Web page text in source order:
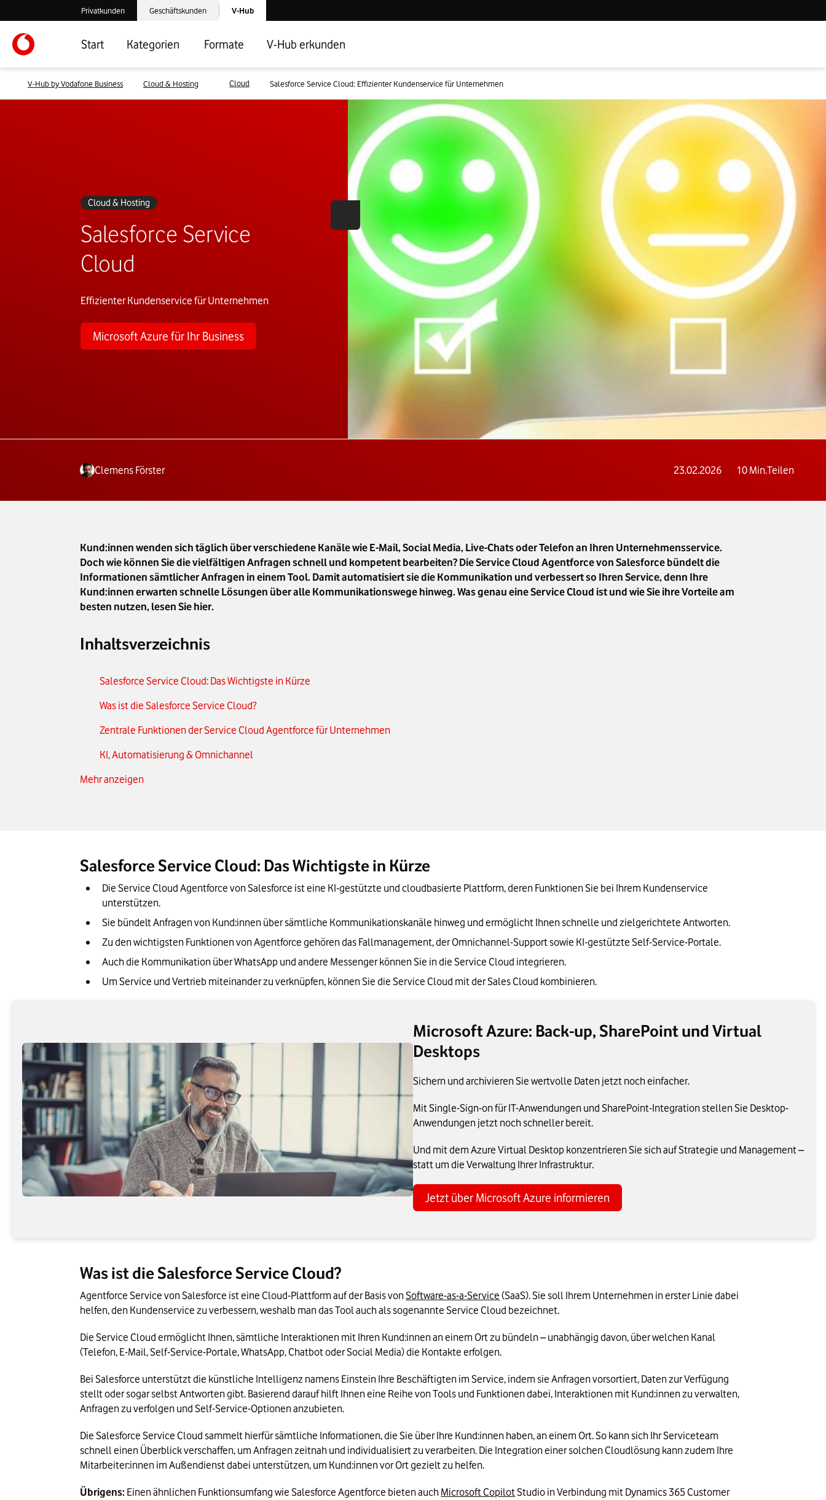
Verlassen der V-Hub Webseite: Zum Privatkundenbereich
Privatkunden Verlassen der V-Hub Webseite: Zum Geschäftskundenbereich
Geschäftskunden Laden der V-Hub Startseite
V-Hub
Start Kategorien Formate V-Hub erkunden
V-Hub by Vodafone Business Cloud & Hosting Cloud Salesforce Service Cloud: Effizienter Kundenservice für Unternehmen
Cloud & Hosting
Salesforce Service
Cloud
Effizienter Kundenservice für Unternehmen
Microsoft Azure für Ihr Business
Clemens Förster 23.02.2026 10Min.Teilen
Kund:innen wenden sich täglich über verschiedene Kanäle wie E-Mail, Social Media, Live-Chats oder Telefon an Ihren Unternehmensservice.
Doch wie können Sie die vielfältigen Anfragen schnell und kompetent bearbeiten? Die Service Cloud Agentforce von Salesforce bündelt die
Informationen sämtlicher Anfragen in einem Tool. Damit automatisiert sie die Kommunikation und verbessert so Ihren Service, denn Ihre
Kund:innen erwarten schnelle Lösungen über alle Kommunikationswege hinweg. Was genau eine Service Cloud ist und wie Sie ihre Vorteile am
besten nutzen, lesen Sie hier.
Inhaltsverzeichnis
Salesforce Service Cloud: Das Wichtigste in Kürze
Was ist die Salesforce Service Cloud?
Zentrale Funktionen der Service Cloud Agentforce für Unternehmen
KI, Automatisierung & Omnichannel
Diese Herausforderungen lösen Unternehmen mit einer Service Cloud
Mehr anzeigen
Salesforce Service Cloud: Das Wichtigste in Kürze
Die Service Cloud Agentforce von Salesforce ist eine KI-gestützte und cloudbasierte Plattform, deren Funktionen Sie bei Ihrem Kundenservice
unterstützen.
Sie bündelt Anfragen von Kund:innen über sämtliche Kommunikationskanäle hinweg und ermöglicht Ihnen schnelle und zielgerichtete Antworten.
Zu den wichtigsten Funktionen von Agentforce gehören das Fallmanagement, der Omnichannel-Support sowie KI-gestützte Self-Service-Portale.
Auch die Kommunikation über WhatsApp und andere Messenger können Sie in die Service Cloud integrieren.
Um Service und Vertrieb miteinander zu verknüpfen, können Sie die Service Cloud mit der Sales Cloud kombinieren.
Microsoft Azure: Back-up, SharePoint und Virtual
Desktops
Sichern und archivieren Sie wertvolle Daten jetzt noch einfacher.
Mit Single-Sign-on für IT-Anwendungen und SharePoint-Integration stellen Sie Desktop-
Anwendungen jetzt noch schneller bereit.
Und mit dem Azure Virtual Desktop konzentrieren Sie sich auf Strategie und Management –
statt um die Verwaltung Ihrer Infrastruktur.
Jetzt über Microsoft Azure informieren
Was ist die Salesforce Service Cloud?
Agentforce Service von Salesforce ist eine Cloud-Plattform auf der Basis von Software-as-a-Service (SaaS). Sie soll Ihrem Unternehmen in erster Linie dabei
helfen, den Kundenservice zu verbessern, weshalb man das Tool auch als sogenannte Service Cloud bezeichnet.
Die Service Cloud ermöglicht Ihnen, sämtliche Interaktionen mit Ihren Kund:innen an einem Ort zu bündeln – unabhängig davon, über welchen Kanal
(Telefon, E-Mail, Self-Service-Portale, WhatsApp, Chatbot oder Social Media) die Kontakte erfolgen.
Bei Salesforce unterstützt die künstliche Intelligenz namens Einstein Ihre Beschäftigten im Service, indem sie Anfragen vorsortiert, Daten zur Verfügung
stellt oder sogar selbst Antworten gibt. Basierend darauf hilft Ihnen eine Reihe von Tools und Funktionen dabei, Interaktionen mit Kund:innen zu verwalten,
Anfragen zu verfolgen und Self-Service-Optionen anzubieten.
Die Salesforce Service Cloud sammelt hierfür sämtliche Informationen, die Sie über Ihre Kund:innen haben, an einem Ort. So kann sich Ihr Serviceteam
schnell einen Überblick verschaffen, um Anfragen zeitnah und individualisiert zu verarbeiten. Die Integration einer solchen Cloudlösung kann zudem Ihre
Mitarbeiter:innen im Außendienst dabei unterstützen, um Kund:innen vor Ort gezielt zu helfen.
Übrigens: Einen ähnlichen Funktionsumfang wie Salesforce Agentforce bieten auch Microsoft Copilot Studio in Verbindung mit Dynamics 365 Customer